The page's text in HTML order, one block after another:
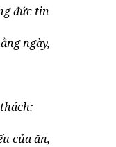
đức tin
ngày,
của ăn,